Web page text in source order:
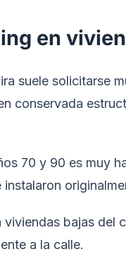
en
suele solicitarse
conservada
70 y 90 es muy
bajas del
a la calle.